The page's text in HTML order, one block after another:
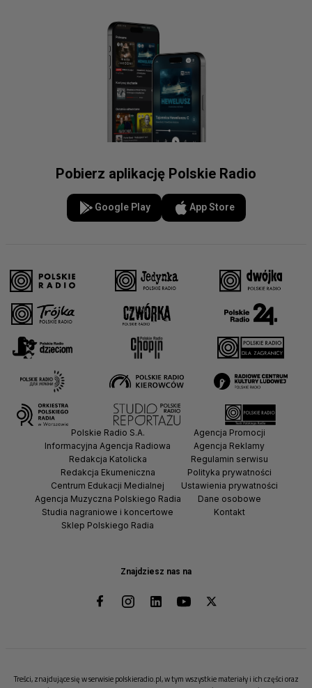
Pobierz aplikację Polskie Radio
Google Play App Store
Znajdziesz nas na
Polskie Radio S.A.
Informacyjna Agencja Radiowa
Redakcja Katolicka
Redakcja Ekumeniczna
Centrum Edukacji Medialnej
Agencja Muzyczna Polskiego Radia
Studia nagraniowe i koncertowe
Sklep Polskiego Radia
Agencja Promocji
Agencja Reklamy
Regulamin serwisu
Polityka prywatności
Ustawienia prywatności
Dane osobowe
Kontakt
Treści, znajdujące się w serwisie polskieradio.pl, w tym wszystkie materiały i ich części oraz